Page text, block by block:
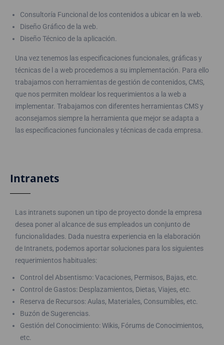
Consultoría Funcional de los contenidos a ubicar en la web.
Diseño Gráfico de la web.
Diseño Técnico de la aplicación.
Una vez tenemos las especificaciones funcionales, gráficas y
técnicas de l a web procedemos a su implementación. Para ello
trabajamos con herramientas de gestión de contenidos, CMS,
que nos permiten moldear los requerimientos a la web a
implementar. Trabajamos con diferentes herramientas CMS y
aconsejamos siempre la herramienta que mejor se adapta a
las especificaciones funcionales y técnicas de cada empresa.
Intranets
Las intranets suponen un tipo de proyecto donde la empresa
desea poner al alcance de sus empleados un conjunto de
funcionalidades. Dada nuestra experiencia en la elaboración
de Intranets, podemos aportar soluciones para los siguientes
requerimientos habituales:
Control del Absentismo: Vacaciones, Permisos, Bajas, etc.
Control de Gastos: Desplazamientos, Dietas, Viajes, etc.
Reserva de Recursos: Aulas, Materiales, Consumibles, etc.
Buzón de Sugerencias.
Gestión del Conocimiento: Wikis, Fórums de Conocimientos,
etc.